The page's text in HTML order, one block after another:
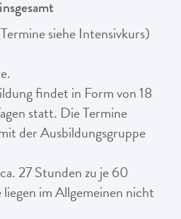
siehe Intensivkurs)
findet in Form von 18
statt. Die Termine
der Ausbildungsgruppe
27 Stunden zu je 60
im Allgemeinen nicht